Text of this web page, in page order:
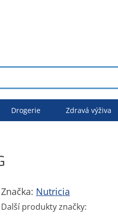
Drogerie Zdravá výživa
Značka: Nutricia
Další produkty značky: